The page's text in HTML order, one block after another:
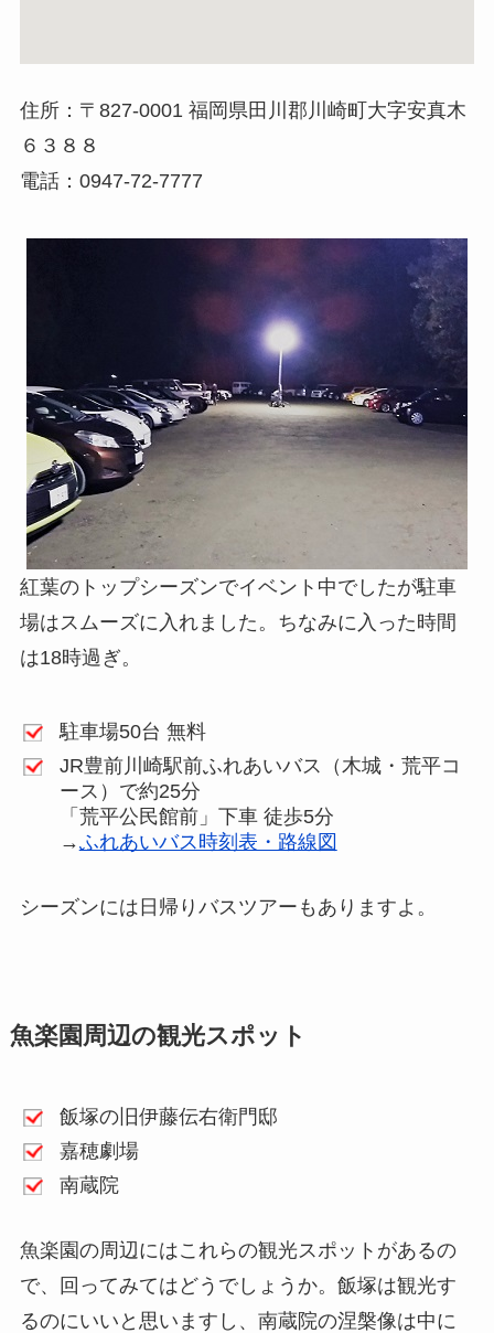
住所：〒827-0001 福岡県田川郡川崎町大字安真木
６３８８
電話：0947-72-7777
紅葉のトップシーズンでイベント中でしたが駐車
場はスムーズに入れました。ちなみに入った時間
は18時過ぎ。
駐車場50台 無料
JR豊前川崎駅前ふれあいバス（木城・荒平コ
ース）で約25分
「荒平公民館前」下車 徒歩5分
→ふれあいバス時刻表・路線図
シーズンには日帰りバスツアーもありますよ。
魚楽園周辺の観光スポット
飯塚の旧伊藤伝右衛門邸
嘉穂劇場
南蔵院
魚楽園の周辺にはこれらの観光スポットがあるの
で、回ってみてはどうでしょうか。飯塚は観光す
るのにいいと思いますし、南蔵院の涅槃像は中に